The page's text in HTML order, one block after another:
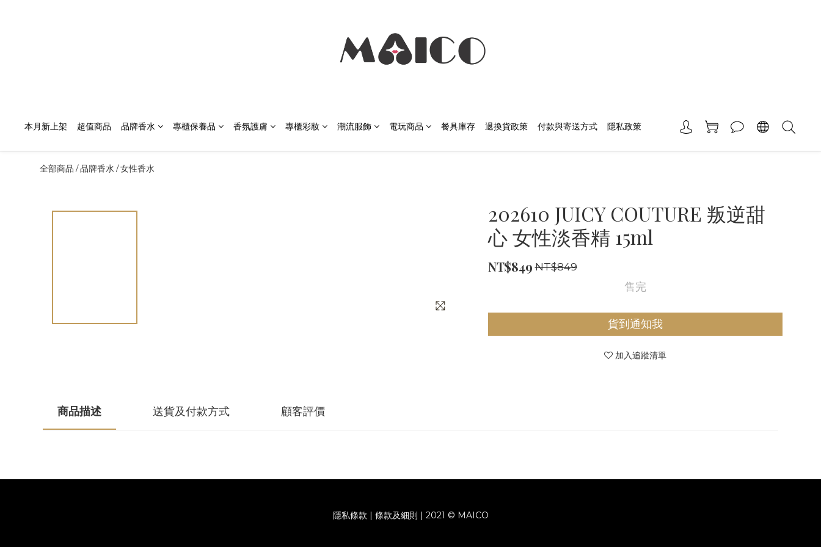
本月新上架 超值商品 品牌香水 專櫃保養品 香氛護膚 專櫃彩妝 潮流服飾 電玩商品 餐具庫存 退換貨政策 付款與寄送方式 隱私政策
全部商品 /品牌香水/女性香水
202610 JUICY COUTURE 叛逆甜
心 女性淡香精 15ml
NT$849 NT$849
售完
貨到通知我
加入追蹤清單
商品描述 送貨及付款方式 顧客評價
隱私條款 | 條款及細則 | 2021 © MAICO